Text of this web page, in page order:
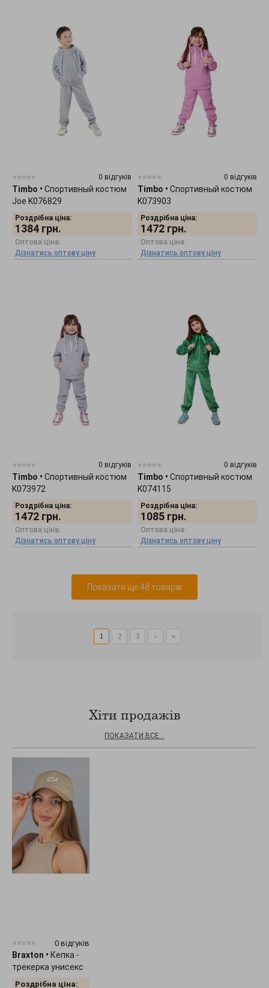
0 відгуків
Timbo • Спортивный костюм
Joe K076829
Роздрібна ціна:
1384 грн.
Оптова ціна:
Дізнатись оптову ціну
0 відгуків
Timbo • Спортивный костюм
K073903
Роздрібна ціна:
1472 грн.
Оптова ціна:
Дізнатись оптову ціну
0 відгуків
Timbo • Спортивный костюм
K073972
Роздрібна ціна:
1472 грн.
Оптова ціна:
Дізнатись оптову ціну
0 відгуків
Timbo • Спортивный костюм
K074115
Роздрібна ціна:
1085 грн.
Оптова ціна:
Дізнатись оптову ціну
Показати ще 48 товарів
1 2 3 › »
Хіти продажів
ПОКАЗАТИ ВСЕ...
0 відгуків
Braxton • Кепка -
трекерка унисекс
"Smile" 1536
Роздрібна ціна: